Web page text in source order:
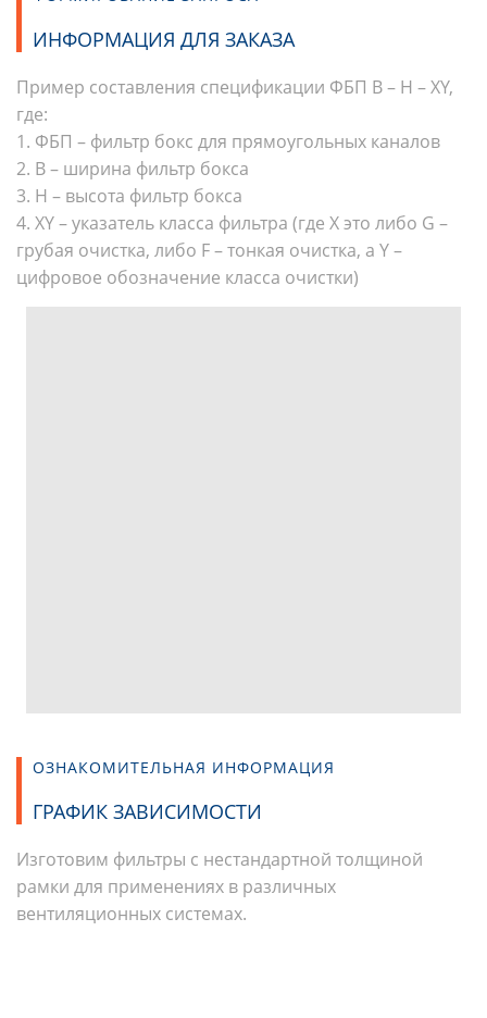
ИНФОРМАЦИЯ ДЛЯ ЗАКАЗА
Пример составления спецификации ФБП B – H – XY,
где:
1. ФБП – фильтр бокс для прямоугольных каналов
2. B – ширина фильтр бокса
3. H – высота фильтр бокса
4. XY – указатель класса фильтра (где X это либо G –
грубая очистка, либо F – тонкая очистка, а Y –
цифровое обозначение класса очистки)
ОЗНАКОМИТЕЛЬНАЯ ИНФОРМАЦИЯ
ГРАФИК ЗАВИСИМОСТИ
Изготовим фильтры с нестандартной толщиной
рамки для применениях в различных
вентиляционных системах.